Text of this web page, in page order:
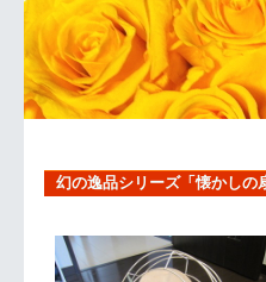
幻の逸品シリーズ「懐かしの